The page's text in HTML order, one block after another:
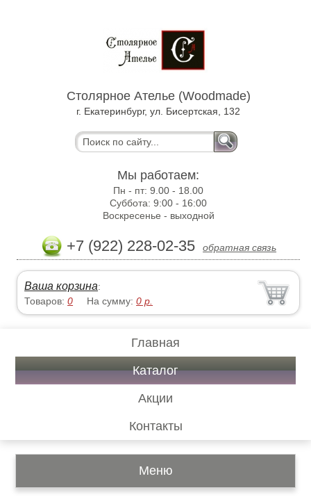
Столярное Ателье (Woodmade)
г. Екатеринбург, ул. Бисертская, 132
Мы работаем:
Пн - пт:9.00 - 18.00
Суббота:9:00 - 16:00
Воскресенье - выходной
+7 (922) 228-02-35 обратная связь
Ваша корзина:
Товаров:0 На сумму:0 р.
Главная
Каталог
Акции
Контакты
Меню